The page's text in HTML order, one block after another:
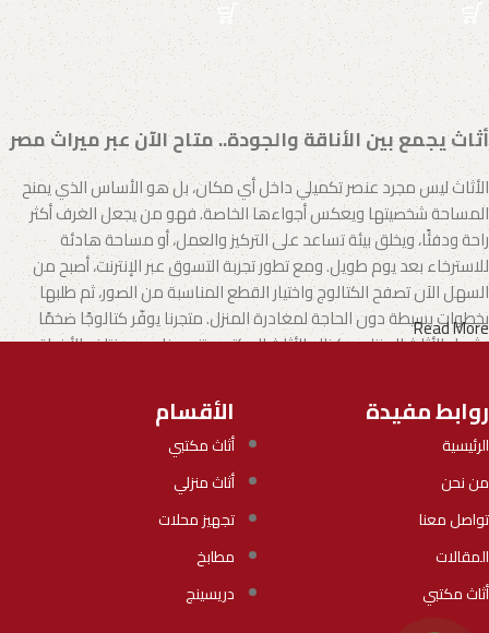
أثاث يجمع بين الأناقة والجودة.. متاح الآن عبر ميراث مصر
الأثاث ليس مجرد عنصر تكميلي داخل أي مكان، بل هو الأساس الذي يمنح
المساحة شخصيتها ويعكس أجواءها الخاصة. فهو من يجعل الغرف أكثر
راحة ودفئًا، ويخلق بيئة تساعد على التركيز والعمل، أو مساحة هادئة
للاسترخاء بعد يوم طويل. ومع تطور تجربة التسوق عبر الإنترنت، أصبح من
السهل الآن تصفح الكتالوج واختيار القطع المناسبة من الصور، ثم طلبها
بخطوات بسيطة دون الحاجة لمغادرة المنزل. متجرنا يوفّر كتالوجًا ضخمًا
يشمل الأثاث المنزلي وكذلك الأثاث المكتبي بتنوع يناسب مختلف الأذواق
الأثاث.. فن يجمع بين الإبداع والجودة
تطورت صناعة الأثاث لتصبح مزيجًا من الفن والوظيفة، حيث يقدم المصنّعون
اليوم خيارات تلبي جميع الأذواق، بدءًا من الموديلات العملية الجاهزة وحتى
التصاميم الفريدة التي تحمل بصمة الحرفيين المبدعين.
نحن في
اخترنا بعناية مجموعة من أفضل الموديلات التي توازن
بين الأناقة والجودة والعملية في كل قطعة. كما نعمل مع شركات
Read More
روابط مفيدة
الرئيسية
من نحن
تواصل معنا
المقالات
أثاث مكتبي
الأقسام
أثاث مكتبي
أثاث منزلي
تجهيز محلات
مطابخ
دريسينج